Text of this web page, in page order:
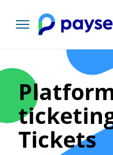
Comutați
navigarea
Tickets